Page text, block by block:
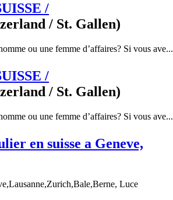
/
/ St. Gallen)
ou une femme d’affaires? Si vous ave...
/
/ St. Gallen)
ou une femme d’affaires? Si vous ave...
en suisse a Geneve,
Luce